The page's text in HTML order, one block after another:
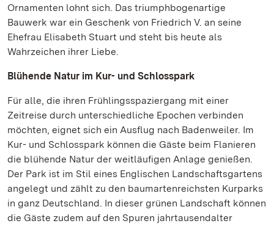
Ornamenten lohnt sich. Das triumphbogenartige
Bauwerk war ein Geschenk von Friedrich V. an seine
Ehefrau Elisabeth Stuart und steht bis heute als
Wahrzeichen ihrer Liebe.
Blühende Natur im Kur- und Schlosspark
Für alle, die ihren Frühlingsspaziergang mit einer
Zeitreise durch unterschiedliche Epochen verbinden
möchten, eignet sich ein Ausflug nach Badenweiler. Im
Kur- und Schlosspark können die Gäste beim Flanieren
die blühende Natur der weitläufigen Anlage genießen.
Der Park ist im Stil eines Englischen Landschaftsgartens
angelegt und zählt zu den baumartenreichsten Kurparks
in ganz Deutschland. In dieser grünen Landschaft können
die Gäste zudem auf den Spuren jahrtausendalter